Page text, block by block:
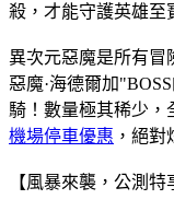
殺，才能守護英雄至
異次元惡魔是所有冒
惡魔·海德爾加
騎！數量極其稀少，
機場停車優惠 ，絕對
【風暴來襲，公測特